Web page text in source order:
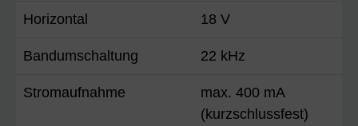
Horizontal 18 V
Bandumschaltung 22 kHz
Stromaufnahme
max. 400 mA
(kurzschlussfest)